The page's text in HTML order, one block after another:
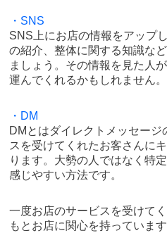
・SNS
SNS上にお店の情報をアップ
の紹介、整体に関する知識な
ましょう。その情報を見た人
運んでくれるかもしれません。
・DM
DMとはダイレクトメッセー
スを受けてくれたお客さんに
ります。大勢の人ではなく特
感じやすい方法です。
一度お店のサービスを受けて
もとお店に関心を持っていま